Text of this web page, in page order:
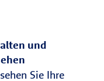
und
Sie Ihre